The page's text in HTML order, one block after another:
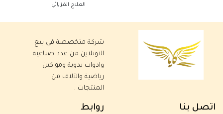
العلاج الفزيائي
شركة متخصصة في بيع
الاونلاين من عدد صناعية
وادوات يدوية ومواكين
رياضية والآلاف من
المنتجات .
اتصل بنا روابط